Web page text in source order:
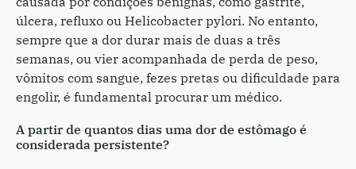
úlcera, refluxo ou Helicobacter pylori. No entanto,
sempre que a dor durar mais de duas a três
semanas, ou vier acompanhada de perda de peso,
vômitos com sangue, fezes pretas ou dificuldade para
engolir, é fundamental procurar um médico.
A partir de quantos dias uma dor de estômago é
considerada persistente?